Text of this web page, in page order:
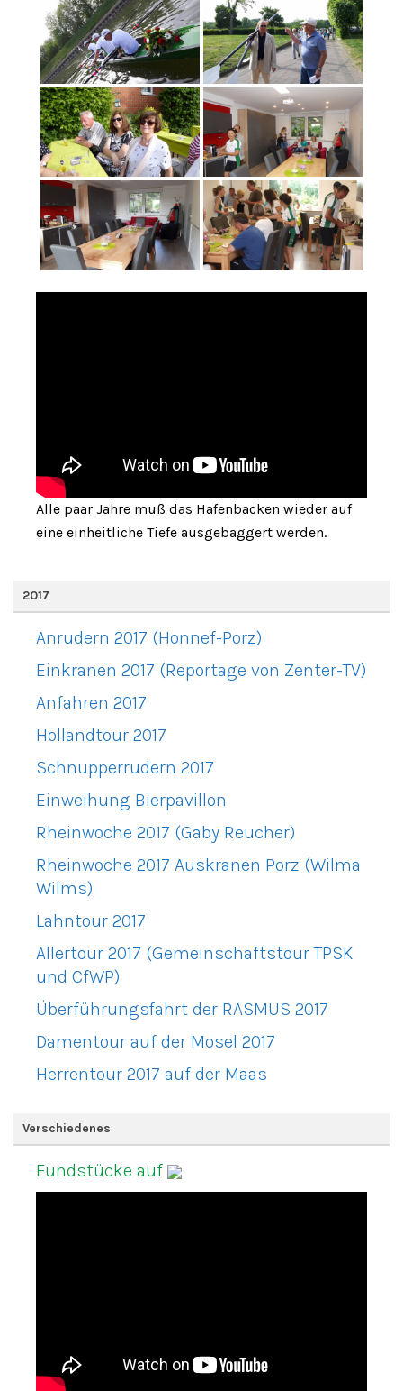
Alle paar Jahre muß das Hafenbacken wieder auf
eine einheitliche Tiefe ausgebaggert werden.
2017
Anrudern 2017 (Honnef-Porz)
Einkranen 2017 (Reportage von Zenter-TV)
Anfahren 2017
Hollandtour 2017
Schnupperrudern 2017
Einweihung Bierpavillon
Rheinwoche 2017 (Gaby Reucher)
Rheinwoche 2017 Auskranen Porz (Wilma
Wilms)
Lahntour 2017
Allertour 2017 (Gemeinschaftstour TPSK
und CfWP)
Überführungsfahrt der RASMUS 2017
Damentour auf der Mosel 2017
Herrentour 2017 auf der Maas
Verschiedenes
Fundstücke auf